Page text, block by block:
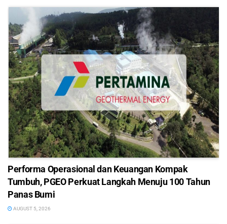
Performa Operasional dan Keuangan Kompak
Tumbuh, PGEO Perkuat Langkah Menuju 100 Tahun
Panas Bumi
AUGUST 5, 2026